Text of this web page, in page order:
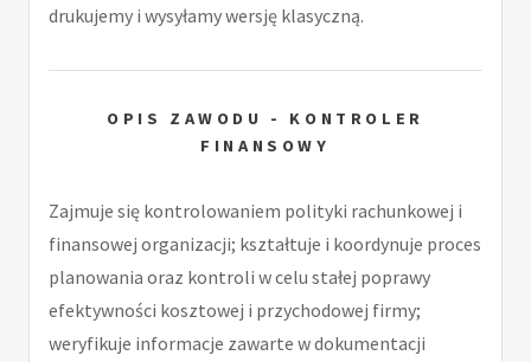
drukujemy i wysyłamy wersję klasyczną.
OPIS ZAWODU - KONTROLER
FINANSOWY
Zajmuje się kontrolowaniem polityki rachunkowej i
finansowej organizacji; kształtuje i koordynuje proces
planowania oraz kontroli w celu stałej poprawy
efektywności kosztowej i przychodowej firmy;
weryfikuje informacje zawarte w dokumentacji